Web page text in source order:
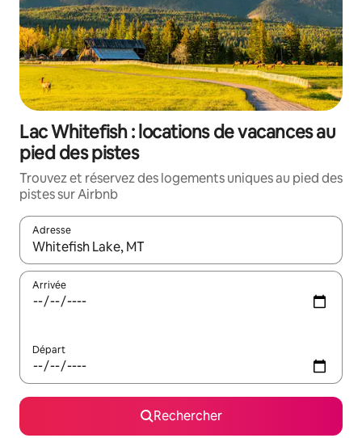
Lac Whitefish : locations de vacances au
pied des pistes
Trouvez et réservez des logements uniques au pied des
pistes sur Airbnb
Adresse
Lorsque les résultats s'affichent, utilisez les flèches vers le
Arrivée
Départ
Rechercher